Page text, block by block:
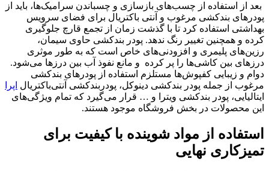
بعد از استفاده از چسب‌های بازسازی و چسباندن سرامیک‌ها، باید از
پودرهای بندکشی مرغوب و آنتی باکتریال برای فضای سرویس
بهداشتی استفاده کرد تا با گذشت زمان از تجمع قارچ جلوگیری
کرده و همچنین تغییر رنگ ندهد. پودر بندکشی حاوی سیمان،
رزین‌های پلیمری و افزودنی‌های خاص است که به طور موثری
درزهای بین کاشی‌ها را پر کرده و مانع نفوذ آب بین درزها می‌شود.
دوام و زیبایی کفپوش‌ها مستلزم استفاده از پودرهای بندکشی
مرغوب از جمله پودر بندکشی دینوکل، پودربندکشی آنتی‌باکتریال اپرا
ایتالیایی، پودر بندکشی ویترا و … قرار می‌گیرد که تمام ویژگی‌های
این محصولات در بخش فروشگاه موجود هستند.
استفاده از مواد شوینده با کیفیت برای
تمیزکاری نهایی